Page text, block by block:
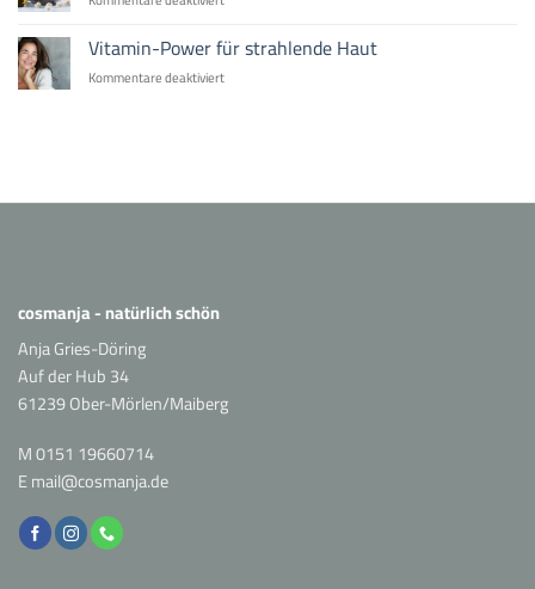
Frischekick
zum
Frühlingserwachen
Vitamin-Power für strahlende Haut
Kommentare deaktiviertfür
cosmanja - natürlich schön
Anja Gries-Döring
Auf der Hub 34
61239 Ober-Mörlen/Maiberg
M0151 19660714
Email@cosmanja.de